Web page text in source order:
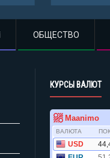
ОБЩЕСТВО
КУРСЫ ВАЛЮТ